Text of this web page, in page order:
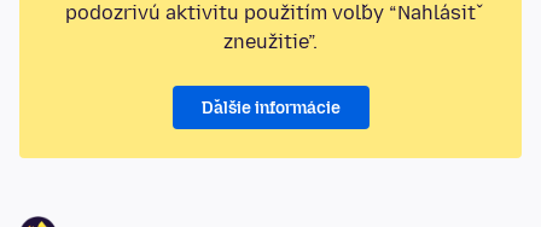
podozrivú aktivitu použitím voľby “Nahlásiť
zneužitie”.
Ďalšie informácie